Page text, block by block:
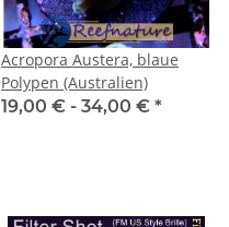
Acropora Austera, blaue
Polypen (Australien)
19,00 € - 34,00 € *